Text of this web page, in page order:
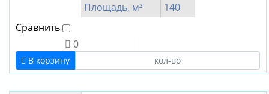
Площадь, м²
140
Сравнить
0
В корзину